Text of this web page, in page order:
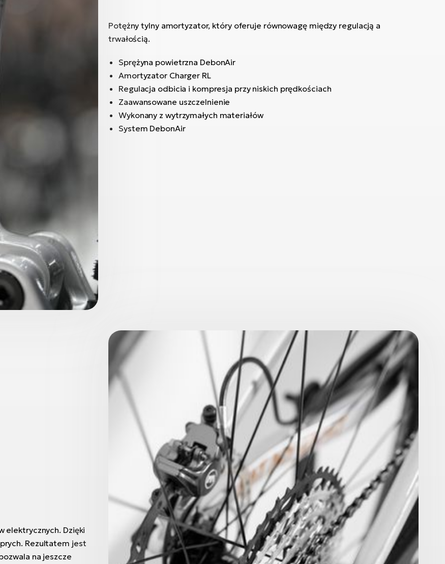
Potężny tylny amortyzator, który oferuje równowagę między regulacją a
trwałością.
Sprężyna powietrzna DebonAir
Amortyzator Charger RL
Regulacja odbicia i kompresja przy niskich prędkościach
Zaawansowane uszczelnienie
Wykonany z wytrzymałych materiałów
System DebonAir
elektrycznych. Dzięki
Rezultatem jest
na jeszcze